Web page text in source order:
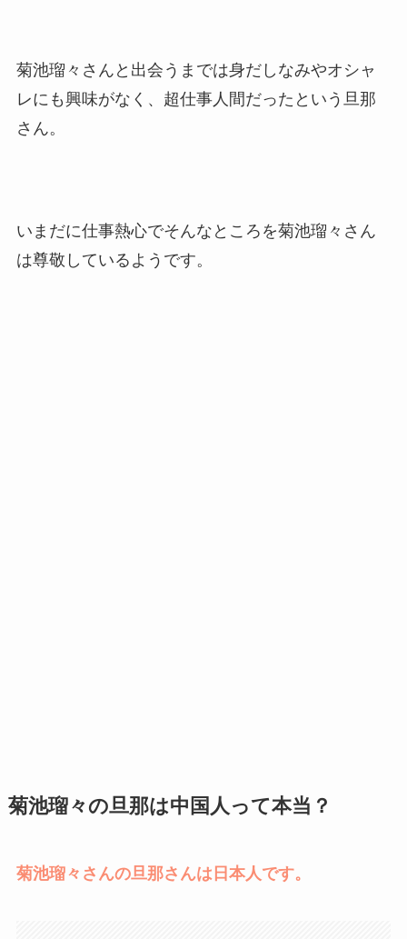
菊池瑠々さんと出会うまでは身だしなみやオシャ
レにも興味がなく、超仕事人間だったという旦那
さん。
いまだに仕事熱心でそんなところを菊池瑠々さん
は尊敬しているようです。
菊池瑠々の旦那は中国人って本当？
菊池瑠々さんの旦那さんは日本人です。